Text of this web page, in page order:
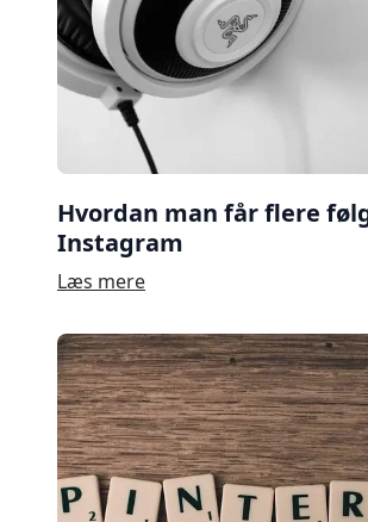
Hvordan man får flere
Instagram
Læs mere